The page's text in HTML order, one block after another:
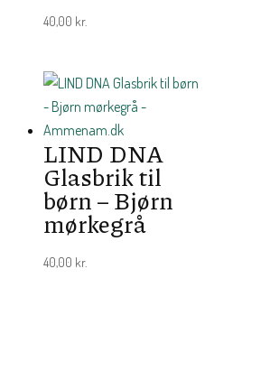
40,00 kr.
LIND DNA
Glasbrik til
børn – Bjørn
mørkegrå
40,00 kr.